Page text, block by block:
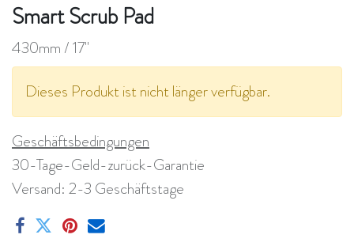
Smart Scrub Pad
430mm / 17"
Dieses Produkt ist nicht länger verfügbar.
Geschäftsbedingungen
30-Tage-Geld-zurück-Garantie
Versand: 2-3 Geschäftstage